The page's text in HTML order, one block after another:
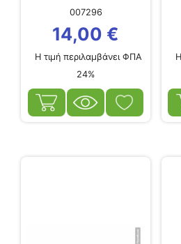
007296
14,00 €
Η τιμή περιλαμβάνει ΦΠΑ
24%